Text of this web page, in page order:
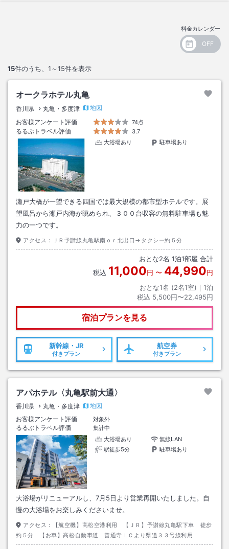
料金カレンダー
15件のうち、 1～15件を表示
オークラホテル丸亀
香川県 丸亀・多度津
地図
お客様アンケート評価
74点
るるぶトラベル評価
3.7
大浴場あり
駐車場あり
瀬戸大橋が一望できる四国では最大規模の都市型ホテルです。展
望風呂から瀬戸内海が眺められ、３００台収容の無料駐車場も魅
力の一つです。
アクセス： ＪＲ予讃線丸亀駅南ｏｒ北出口→タクシー約５分
おとな2名 1泊1部屋 合計
税込 11,000円 〜 44,990円
おとな1名 (2名1室)｜ 1泊
税込 5,500円〜22,495円
宿泊プランを見る
新幹線・JR
付きプラン
航空券
付きプラン
アパホテル〈丸亀駅前大通〉
香川県 丸亀・多度津
地図
お客様アンケート評価
対象外
るるぶトラベル評価
集計中
大浴場あり
無線LAN
駅徒歩5分
駐車場あり
大浴場がリニューアルし、7月5日より営業再開いたしました。自
慢の大浴場をお楽しみくださいませ。
アクセス：
【航空機】高松空港利用 【ＪＲ】予讃線丸亀駅下車 徒歩
約５分 【お車】高松自動車道 善通寺ＩＣより県道３３号線利用